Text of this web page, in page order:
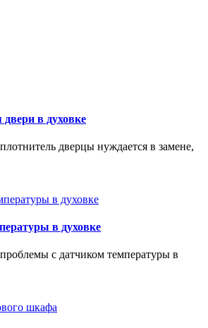
в духовке
дверцы нуждается в замене,
в духовке
с датчиком температуры в